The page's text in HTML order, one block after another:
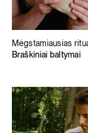
Mėgstamiausias
Braškiniai baltymai